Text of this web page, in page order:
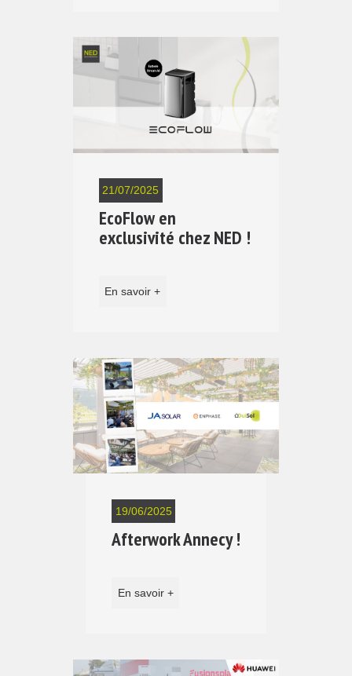
21/07/2025
EcoFlow en
exclusivité chez NED !
En savoir +
19/06/2025
Afterwork Annecy !
En savoir +